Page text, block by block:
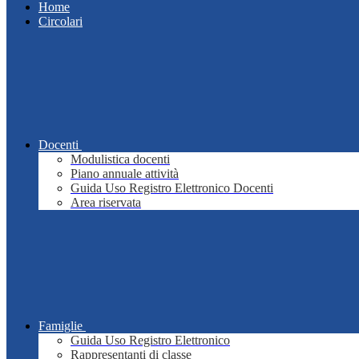
Home
Circolari
Docenti
Modulistica docenti
Piano annuale attività
Guida Uso Registro Elettronico Docenti
Area riservata
Famiglie
Guida Uso Registro Elettronico
Rappresentanti di classe